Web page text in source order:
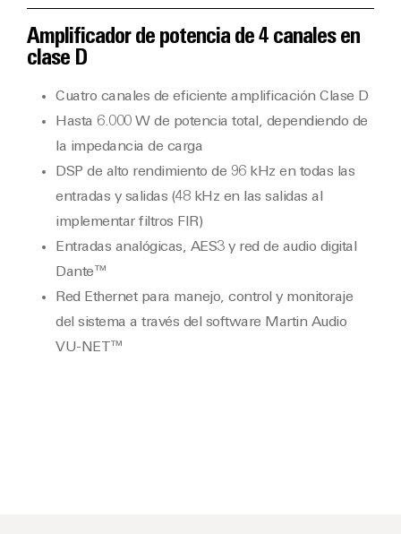
Amplificador de potencia de 4 canales en
clase D
Cuatro canales de eficiente amplificación Clase D
Hasta 6.000 W de potencia total, dependiendo de
la impedancia de carga
DSP de alto rendimiento de 96 kHz en todas las
entradas y salidas (48 kHz en las salidas al
implementar filtros FIR)
Entradas analógicas, AES3 y red de audio digital
Dante™
Red Ethernet para manejo, control y monitoraje
del sistema a través del software Martin Audio
VU-NET™